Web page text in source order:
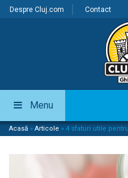
Despre Cluj.com Contact
Menu
Acasă » Articole » 4 sfaturi utile